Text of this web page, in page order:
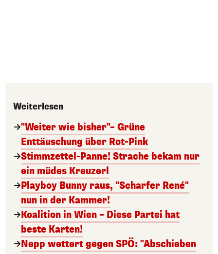
Weiterlesen
"Weiter wie bisher"– Grüne
Enttäuschung über Rot-Pink
Stimmzettel-Panne! Strache bekam nur
ein müdes Kreuzerl
Playboy Bunny raus, "Scharfer René"
nun in der Kammer!
Koalition in Wien – Diese Partei hat
beste Karten!
Nepp wettert gegen SPÖ: "Abschieben